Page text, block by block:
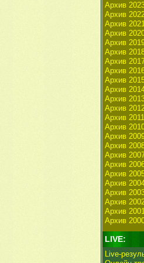
Архив
Архив
Архив
Архив
Архив
Архив
Архив
Архив
Архив
Архив
Архив
Архив
Архив
Архив
Архив
Архив
Архив
Архив
Архив
Архив
Архив
Архив
Архив
Архив
LIVE:
Live-